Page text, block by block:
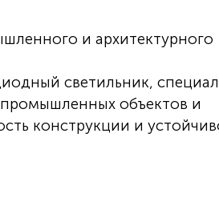
и архитектурного
светильник,
объектов и
конструкции и